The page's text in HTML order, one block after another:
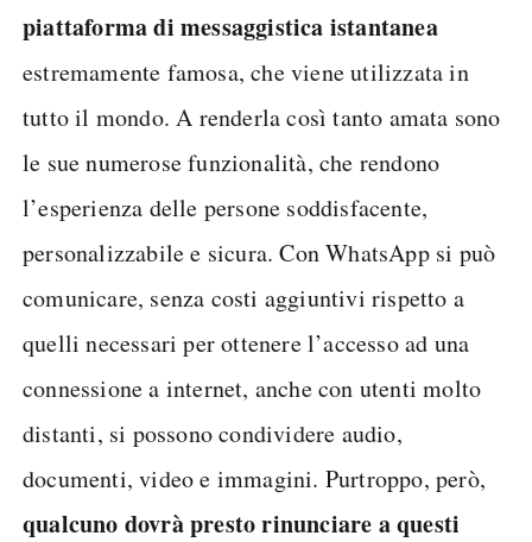
piattaforma di messaggistica istantanea
estremamente famosa, che viene utilizzata in
tutto il mondo. A renderla così tanto amata sono
le sue numerose funzionalità, che rendono
l’esperienza delle persone soddisfacente,
personalizzabile e sicura. Con WhatsApp si può
comunicare, senza costi aggiuntivi rispetto a
quelli necessari per ottenere l’accesso ad una
connessione a internet, anche con utenti molto
distanti, si possono condividere audio,
documenti, video e immagini. Purtroppo, però,
qualcuno dovrà presto rinunciare a questi